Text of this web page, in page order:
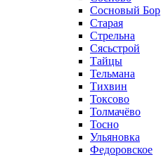
Сосновый Бор
Старая
Стрельна
Сясьстрой
Тайцы
Тельмана
Тихвин
Токсово
Толмачёво
Тосно
Ульяновка
Федоровское